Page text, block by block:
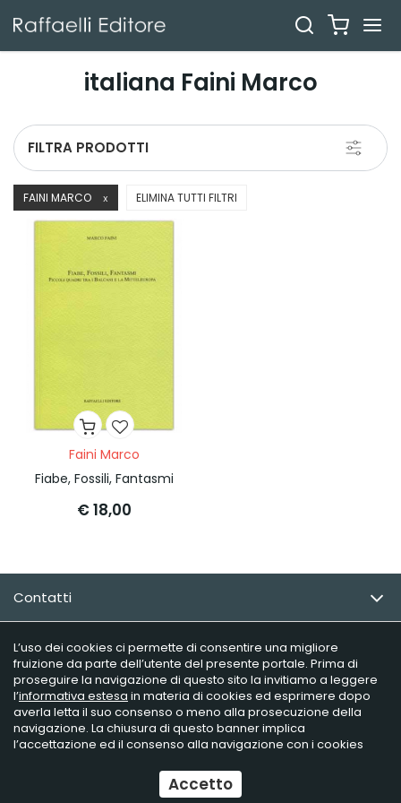
italiana Faini Marco
Toggle
FILTRA PRODOTTI
FAINI MARCO X ELIMINA TUTTI FILTRI
Faini Marco
Fiabe, Fossili, Fantasmi
€ 18,00
Contatti
Email Newsletter
Info utili
Raffaelli Editore - P.iva 02181230406
Ecommerce by Daisuke
L’uso dei cookies ci permette di consentire una migliore
fruizione da parte dell’utente del presente portale. Prima di
proseguire la navigazione di questo sito la invitiamo a leggere
l’informativa estesa in materia di cookies ed esprimere dopo
averla letta il suo consenso o meno alla prosecuzione della
navigazione. La chiusura di questo banner implica
l’accettazione ed il consenso alla navigazione con i cookies
Accetto